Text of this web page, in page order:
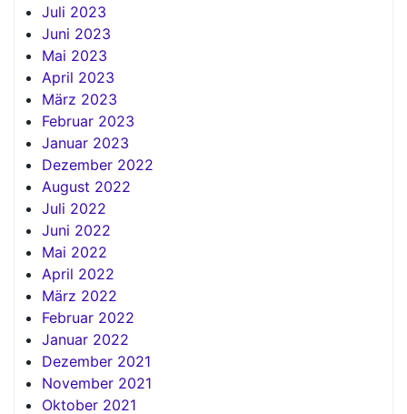
Juli 2023
Juni 2023
Mai 2023
April 2023
März 2023
Februar 2023
Januar 2023
Dezember 2022
August 2022
Juli 2022
Juni 2022
Mai 2022
April 2022
März 2022
Februar 2022
Januar 2022
Dezember 2021
November 2021
Oktober 2021